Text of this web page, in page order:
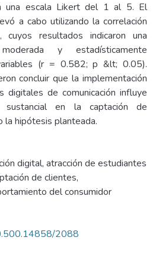
una escala Likert del 1 al 5. El
a cabo utilizando la correlación
resultados indicaron una
y estadísticamente
(r = 0.582; p &lt; 0.05).
concluir que la implementación
digitales de comunicación influye
en la captación de
la hipótesis planteada.
digital, atracción de estudiantes
de clientes,
del consumidor
2088